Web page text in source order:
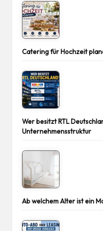
Catering für Hochzeit
Wer besitzt RTL
Unternehmensstruktur
Ab welchem Alter ist ein